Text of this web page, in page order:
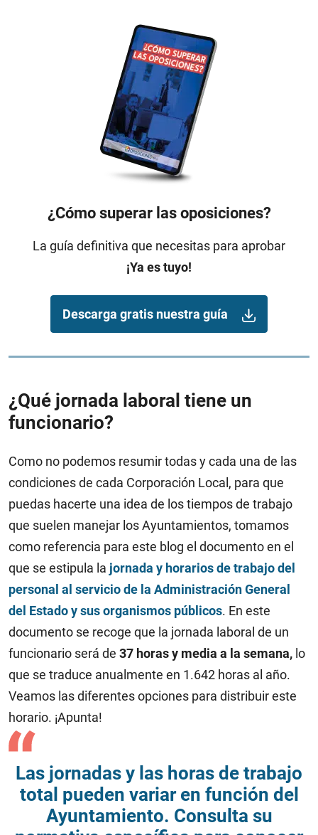
¿Cómo superar las oposiciones?
La guía definitiva que necesitas para aprobar
¡Ya es tuyo!
Descarga gratis nuestra guía
¿Qué jornada laboral tiene un
funcionario?
Como no podemos resumir todas y cada una de las
condiciones de cada Corporación Local, para que
puedas hacerte una idea de los tiempos de trabajo
que suelen manejar los Ayuntamientos, tomamos
como referencia para este blog el documento en el
que se estipula la jornada y horarios de trabajo del
personal al servicio de la Administración General
del Estado y sus organismos públicos. En este
documento se recoge que la jornada laboral de un
funcionario será de 37 horas y media a la semana, lo
que se traduce anualmente en 1.642 horas al año.
Veamos las diferentes opciones para distribuir este
horario. ¡Apunta!
Las jornadas y las horas de trabajo
total pueden variar en función del
Ayuntamiento. Consulta su